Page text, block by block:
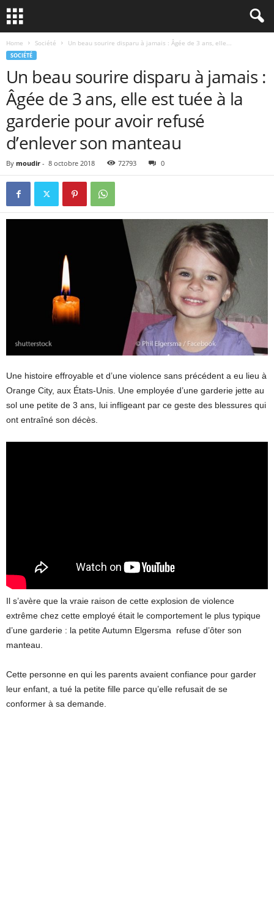
Home Société Un beau sourire disparu à jamais : Âgée de 3 ans, elle...
SOCIÉTÉ
Un beau sourire disparu à jamais :
Âgée de 3 ans, elle est tuée à la
garderie pour avoir refusé
d’enlever son manteau
By moudir - 8 octobre 2018 72793 0
Une histoire effroyable et d’une violence sans précédent a eu lieu à
Orange City, aux États-Unis. Une employée d’une garderie jette au
sol une petite de 3 ans, lui infligeant par ce geste des blessures qui
ont entraîné son décès.
Il s’avère que la vraie raison de cette explosion de violence
extrême chez cette employé était le comportement le plus typique
d’une garderie : la petite Autumn Elgersma refuse d’ôter son
manteau.
Cette personne en qui les parents avaient confiance pour garder
leur enfant, a tué la petite fille parce qu’elle refusait de se
conformer à sa demande.